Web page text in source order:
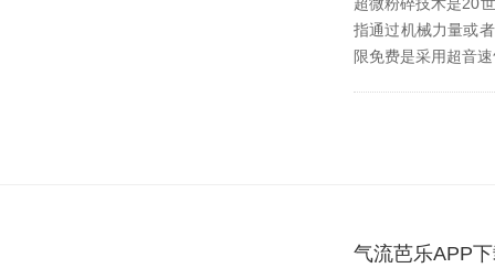
指通过机械力量或者
限免费是采用超音速
气流芭乐APP下